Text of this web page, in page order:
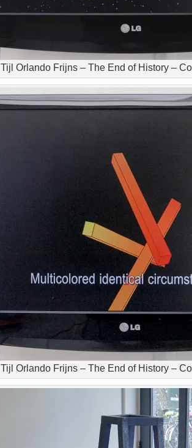
Tijl Orlando Frijns – The End of History –
Tijl Orlando Frijns – The End of History –